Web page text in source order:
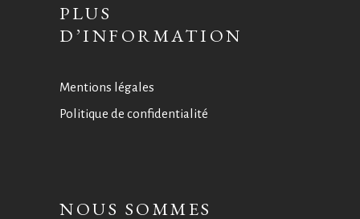
PLUS
D’INFORMATION
Mentions légales
Politique de confidentialité
NOUS SOMMES